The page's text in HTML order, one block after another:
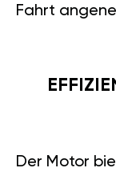
Fahrt
Der Motor